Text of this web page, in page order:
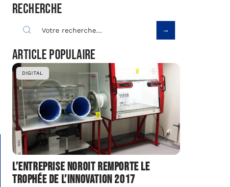
Recherche
Article populaire
DIGITAL
L’entreprise Noroit remporte le
Trophée de l’Innovation 2017